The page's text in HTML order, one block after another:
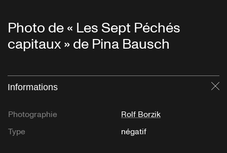
Photo de « Les Sept Péchés
capitaux » de Pina Bausch
Informations
Photographie
Rolf Borzik
Type
négatif